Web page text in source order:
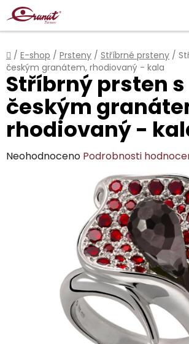
Přejít
na
obsah
Domů
/ E-shop / Prsteny / Stříbrné prsteny /
českým granátem, rhodiovaný - kala
Stříbrný prsten s
českým
rhodiovaný -
Průměrné
Neohodnoceno Podrobnosti